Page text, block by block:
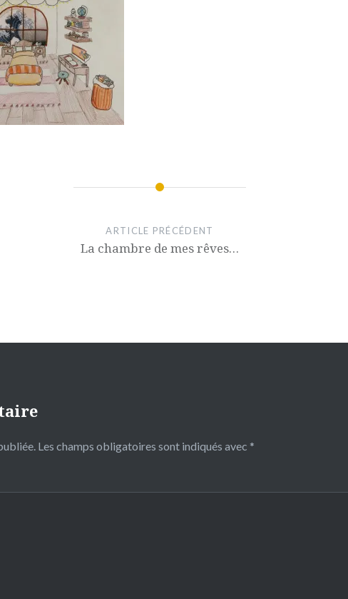
ARTICLE PRÉCÉDENT
La chambre de mes rêves…
Les champs obligatoires sont indiqués avec *